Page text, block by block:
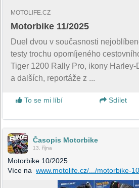
MOTOLIFE.CZ
Motorbike 11/2025
Duel dvou v současnosti
testy trochu opomíjeného
Tiger 1200 Rally Pro, ikony
a dalších, reportáže z ...
To se mi líbí
Sdílet
Časopis Motorbike
13. října
Motorbike 10/2025
Více na www.motolife.cz/.../motorbike-